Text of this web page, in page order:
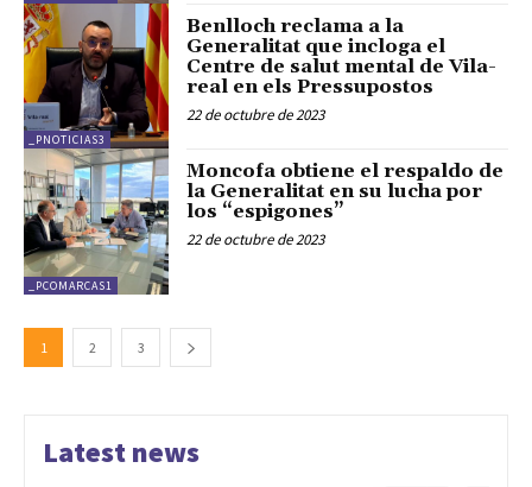
_PNOTICIAS3
Benlloch reclama a la
Generalitat que incloga el
Centre de salut mental de Vila-
real en els Pressupostos
22 de octubre de 2023
_PCOMARCAS1
Moncofa obtiene el respaldo de
la Generalitat en su lucha por
los “espigones”
22 de octubre de 2023
1 2 3
Latest news